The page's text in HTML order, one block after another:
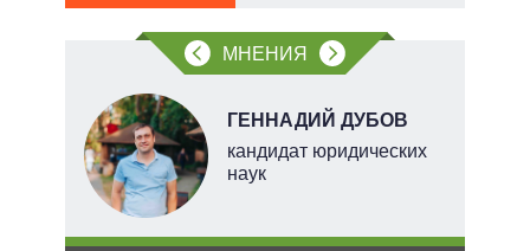
МНЕНИЯ
ГЕННАДИЙ ДУБОВ
кандидат юридических
наук